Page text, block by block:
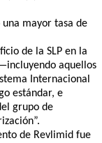
mayor tasa de
de la SLP en la
aquellos
Internacional
estándar, e
grupo de
de Revlimid fue